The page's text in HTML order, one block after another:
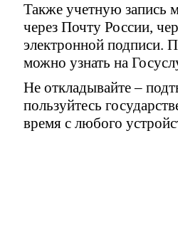
Также учетную запись
через Почту России,
электронной подписи.
можно узнать на
Не откладывайте –
пользуйтесь
время с любого